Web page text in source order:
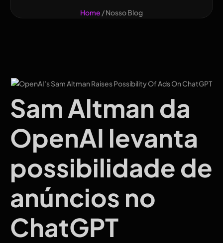
Home / Nosso Blog
Sam Altman da
OpenAI levanta
possibilidade de
anúncios no
ChatGPT